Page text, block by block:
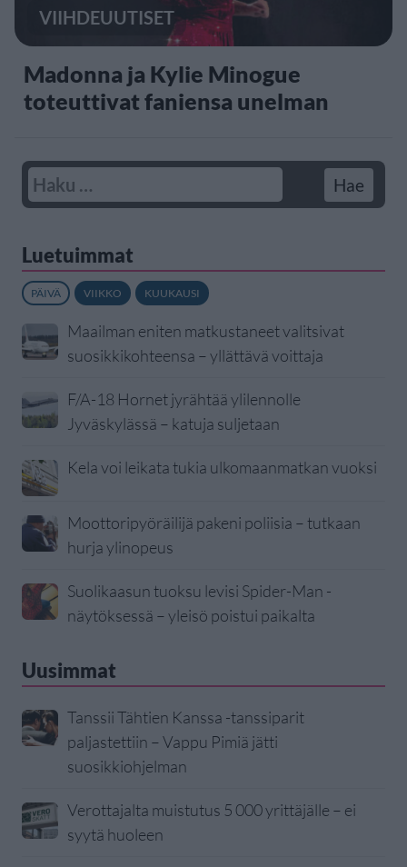
VIIHDEUUTISET
Madonna ja Kylie Minogue
toteuttivat faniensa unelman
Luetuimmat
PÄIVÄ VIIKKO KUUKAUSI
Maailman eniten matkustaneet valitsivat
suosikkikohteensa – yllättävä voittaja
F/A-18 Hornet jyrähtää ylilennolle
Jyväskylässä – katuja suljetaan
Kela voi leikata tukia ulkomaanmatkan vuoksi
Moottoripyöräilijä pakeni poliisia – tutkaan
hurja ylinopeus
Suolikaasun tuoksu levisi Spider-Man -
näytöksessä – yleisö poistui paikalta
Uusimmat
Tanssii Tähtien Kanssa -tanssiparit
paljastettiin – Vappu Pimiä jätti
suosikkiohjelman
Verottajalta muistutus 5 000 yrittäjälle – ei
syytä huoleen